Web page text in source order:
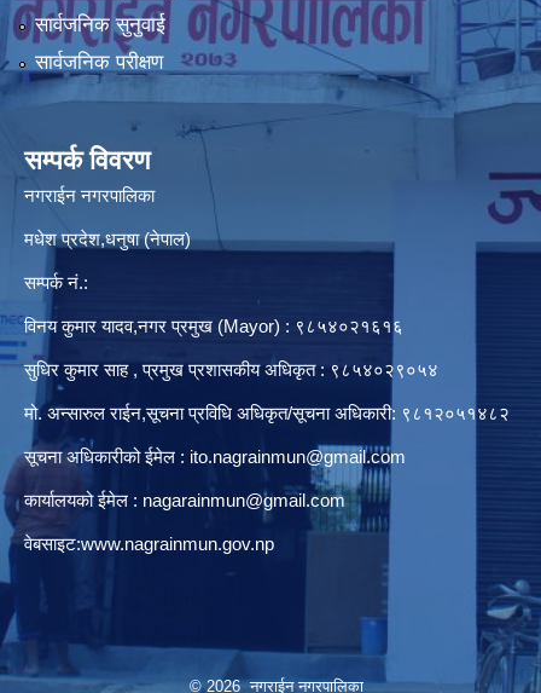
सार्वजनिक सुनुवाई
सार्वजनिक परीक्षण
सम्पर्क विवरण
नगराईन नगरपालिका
मधेश प्रदेश,धनुषा (नेपाल)
सम्पर्क नं.:
विनय कुमार यादव,नगर प्रमुख (Mayor) : ९८५४०२१६१६
सुधिर कुमार साह , प्रमुख प्रशासकीय अधिकृत : ९८५४०२९०५४
मो. अन्सारुल राईन,सूचना प्रविधि अधिकृत/सूचना अधिकारी: ९८१२०५१४८२
सूचना अधिकारीको ईमेल : ito.nagrainmun@gmail.com
कार्यालयको ईमेल : nagarainmun@gmail.com
वेबसाइट:www.nagrainmun.gov.np
© 2026 नगराईन नगरपालिका